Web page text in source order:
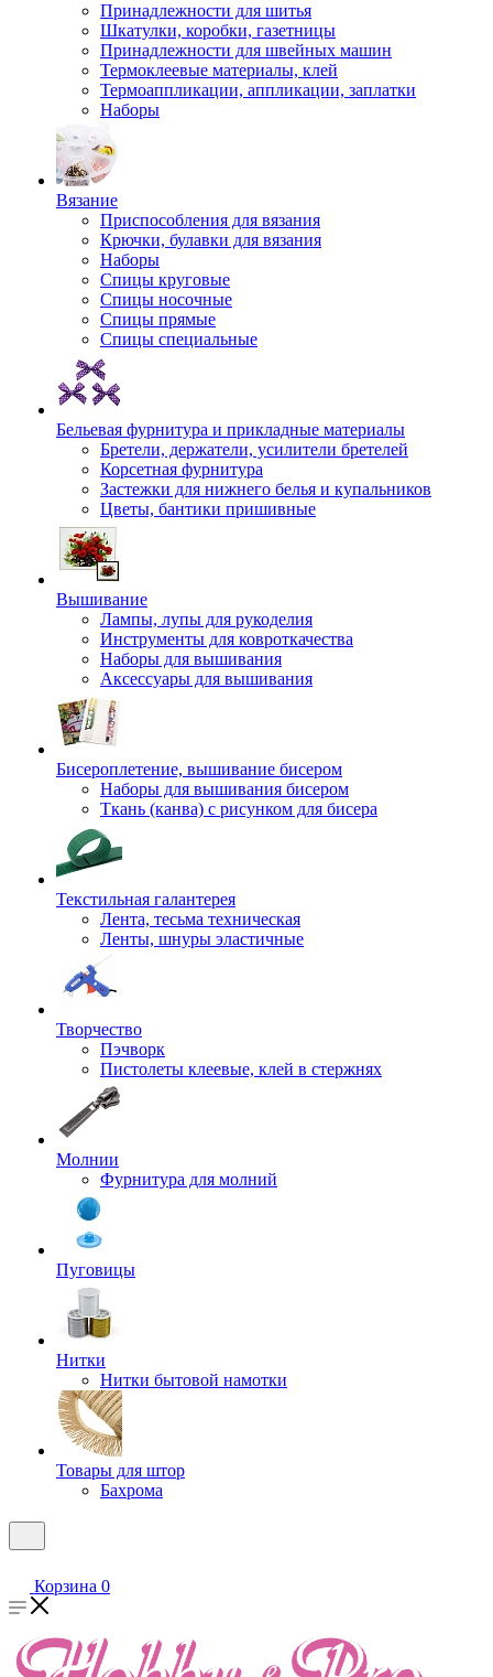
Принадлежности для шитья
Шкатулки, коробки, газетницы
Принадлежности для швейных машин
Термоклеевые материалы, клей
Термоаппликации, аппликации, заплатки
Наборы
Вязание
Приспособления для вязания
Крючки, булавки для вязания
Наборы
Спицы круговые
Спицы носочные
Спицы прямые
Спицы специальные
Бельевая фурнитура и прикладные материалы
Бретели, держатели, усилители бретелей
Корсетная фурнитура
Застежки для нижнего белья и купальников
Цветы, бантики пришивные
Вышивание
Лампы, лупы для рукоделия
Инструменты для ковроткачества
Наборы для вышивания
Аксессуары для вышивания
Бисероплетение, вышивание бисером
Наборы для вышивания бисером
Ткань (канва) с рисунком для бисера
Текстильная галантерея
Лента, тесьма техническая
Ленты, шнуры эластичные
Творчество
Пэчворк
Пистолеты клеевые, клей в стержнях
Молнии
Фурнитура для молний
Пуговицы
Нитки
Нитки бытовой намотки
Товары для штор
Бахрома
Корзина 0